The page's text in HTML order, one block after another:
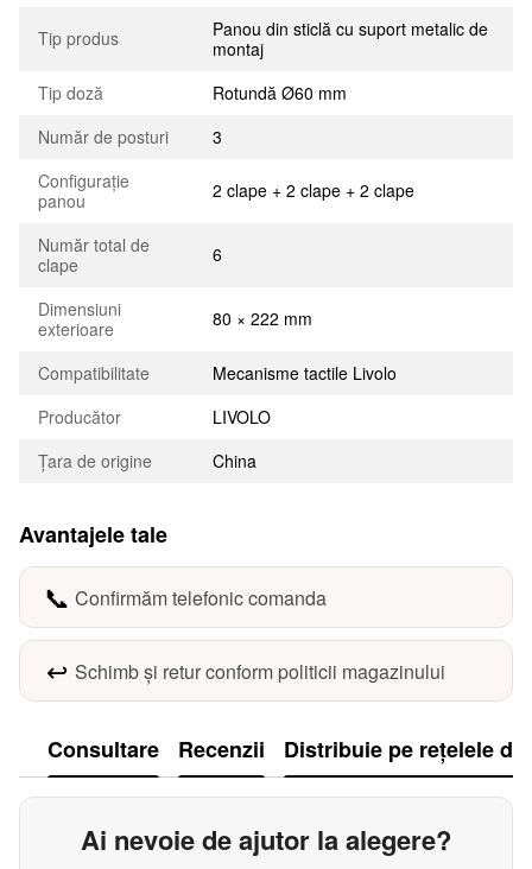
Tip produs
Panou din sticlă cu suport metalic de
montaj
Tip doză
Rotundă Ø60 mm
Număr de posturi
3
Configurație
panou
2 clape + 2 clape + 2 clape
Număr total de
clape
6
Dimensiuni
exterioare
80 × 222 mm
Compatibilitate
Mecanisme tactile Livolo
Producător
LIVOLO
Țara de origine
China
Avantajele tale
📞 Confirmăm telefonic comanda
↩️ Schimb și retur conform politicii magazinului
Consultare Recenzii Distribuie pe rețelele
Ai nevoie de ajutor la alegere?